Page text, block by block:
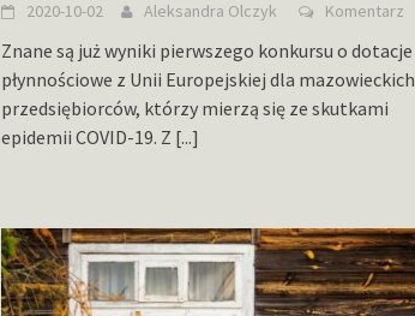
2020-10-02 Aleksandra Olczyk Komentarz
Znane są już wyniki pierwszego konkursu o dotacje
płynnościowe z Unii Europejskiej dla mazowieckich
przedsiębiorców, którzy mierzą się ze skutkami
epidemii COVID-19. Z [...]